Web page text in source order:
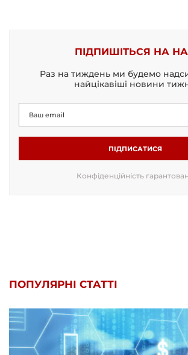
ПІДПИШІТЬСЯ НА
Раз на тиждень ми будемо
найцікавіші новини
ПІДПИСАТИСЯ
Конфіденційність
ПОПУЛЯРНІ СТАТТІ